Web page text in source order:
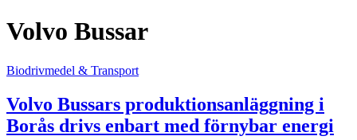
Volvo Bussar
Biodrivmedel & Transport
Volvo Bussars produktionsanläggning i
Borås drivs enbart med förnybar energi